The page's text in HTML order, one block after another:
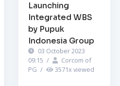
Launching
Integrated WBS
by Pupuk
Indonesia Group
03 October 2023
09:15 /
Corcom of
PG / 3571x viewed